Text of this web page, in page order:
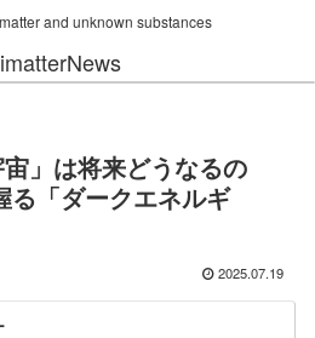
and unknown substances
宙」は将来どうなるの
る「ダークエネルギ
2025.07.19